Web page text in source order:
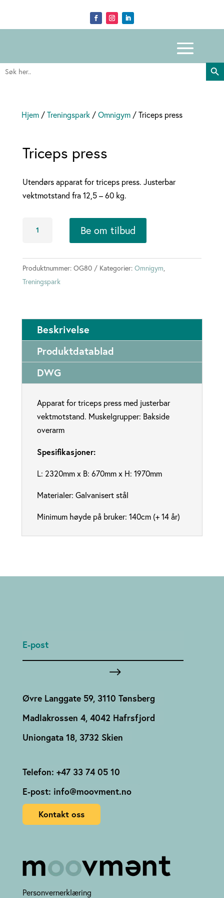
Search
for:
Search
Hjem/ Treningspark/ Omnigym/ Triceps press
Triceps press
Utendørs apparat for triceps press. Justerbar
vektmotstand fra 12,5 – 60 kg.
Be om tilbud
Produktnummer: OG80 Kategorier: Omnigym,
Treningspark
Beskrivelse
Produktdatablad
DWG
Apparat for triceps press med justerbar
vektmotstand. Muskelgrupper: Bakside
overarm
Spesifikasjoner:
L: 2320mm x B: 670mm x H: 1970mm
Materialer: Galvanisert stål
Minimum høyde på bruker: 140cm (+ 14 år)
Øvre Langgate 59, 3110 Tønsberg
Madlakrossen 4, 4042 Hafrsfjord
Uniongata 18, 3732 Skien
Telefon: +47 33 74 05 10
E-post: info@moovment.no
Kontakt oss
Personvernerklæring